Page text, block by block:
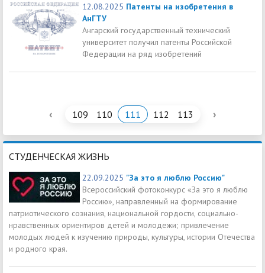
12.08.2025 Патенты на изобретения в
АнГТУ
Ангарский государственный технический
университет получил патенты Российской
Федерации на ряд изобретений
‹ 109 110 111 112 113 ›
СТУДЕНЧЕСКАЯ ЖИЗНЬ
22.09.2025 "За это я люблю Россию"
Всероссийский фотоконкурс «За это я люблю
Россию», направленный на формирование
патриотического сознания, национальной гордости, социально-
нравственных ориентиров детей и молодежи; привлечение
молодых людей к изучению природы, культуры, истории Отечества
и родного края.